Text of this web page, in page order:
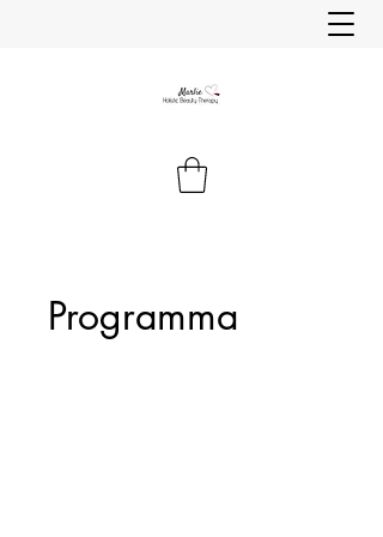
Programma